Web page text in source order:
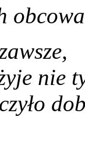
nie